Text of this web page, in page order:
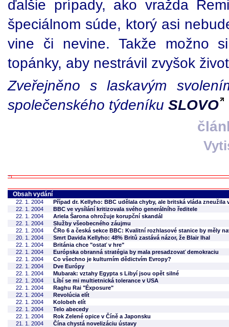
ďalšie prípady, ako vražda
špeciálnom súde, ktorý asi
vine či nevine. Takže možno
topánky, aby nestrávil zvyšok
Zveřejněno s laskavým
společenského týdeníku SLOVO
Obsah vydání
22. 1. 2004
Případ dr. Kellyho: BBC udělala chyby, ale britská vláda
22. 1. 2004
BBC ve vysílání kritizovala svého generálního ředitele
22. 1. 2004
Ariela Šarona ohrožuje korupční skandál
22. 1. 2004
Služby všeobecného záujmu
22. 1. 2004
ČRo 6 a česká sekce BBC: Kvalitní rozhlasové stanice by měly
20. 1. 2004
Smrt Davida Kellyho: 48% Britů zastává názor, že Blair lhal
22. 1. 2004
Británia chce "ostať v hre"
22. 1. 2004
Európska obranná stratégia by mala presadzovať demokraciu
22. 1. 2004
Co všechno je kulturním dědictvím Evropy?
22. 1. 2004
Dve Európy
22. 1. 2004
Mubarak: vztahy Egypta s Libyí jsou opět silné
22. 1. 2004
Líbí se mi multietnická tolerance v USA
22. 1. 2004
Raghu Rai "Éxposure"
22. 1. 2004
Revolúcia elít
22. 1. 2004
Kolobeh elít
22. 1. 2004
Telo abecedy
22. 1. 2004
Rok Zelené opice v Číně a Japonsku
21. 1. 2004
Čína chystá novelizáciu ústavy